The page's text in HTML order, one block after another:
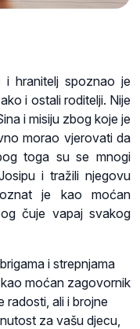
i hranitelj spoznao je
i ostali roditelji. Nije
i misiju zbog koje je
morao vjerovati da
toga su se mnogi
i tražili njegovu
je kao moćan
čuje vapaj svakog
i strepnjama
moćan zagovornik
radosti, ali i brojne
za vašu djecu,